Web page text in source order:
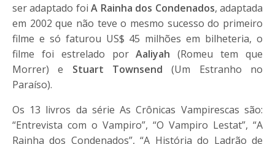
ser adaptado foiA Rainha dos Condenados, adaptada
em 2002 que não teve o mesmo sucesso do primeiro
filme e só faturou US$ 45 milhões em bilheteria, o
filme foi estrelado porAaliyah (Romeu tem que
Morrer) e Stuart Townsend (Um Estranho no
Paraíso).
Os 13 livros da série As Crônicas Vampirescas são:
“Entrevista com o Vampiro”, “O Vampiro Lestat”, “A
Rainha dos Condenados”, “A História do Ladrão de